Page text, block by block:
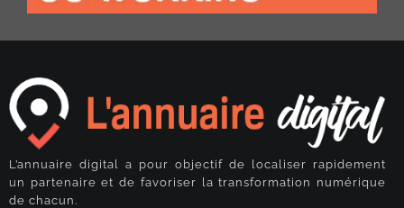
L’annuaire digital a pour objectif de localiser rapidement
un partenaire et de favoriser la transformation numérique
de chacun.